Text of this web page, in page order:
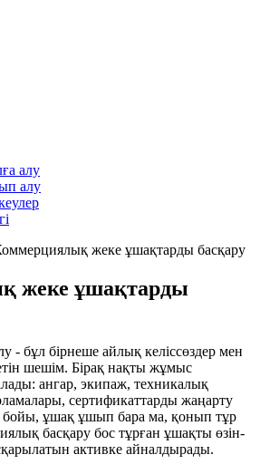
алу
алу
жеке ұшақтарды басқару
жеке ұшақтарды
- бұл бірнеше айлық келіссөздер мен
шешім. Бірақ нақты жұмыс
ангар, экипаж, техникалық
сертификаттарды жаңарту
ұшақ ұшып бара ма, қонып тұр
басқару бос тұрған ұшақты өзін-
активке айналдырады.